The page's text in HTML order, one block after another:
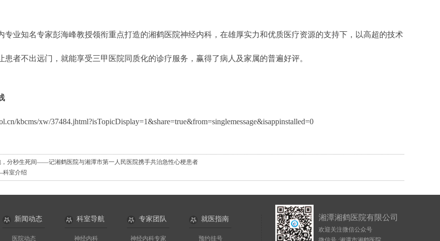
业知名专家彭海峰教授领衔重点打造的湘鹤医院神经内科，在雄厚实力和优质医疗资源的支持下，以高超的技术
患者不出远门，就能享受三甲医院同质化的诊疗服务，赢得了病人及家属的普遍好评。
kbcms/xw/37484.jhtml?isTopicDisplay=1&share=true&from=singlemessage&isappinstalled=0
，分秒生死间——记湘鹤医院与湘潭市第一人民医院携手共治急性心梗患者
科室介绍
新闻动态
医院动态
科室导航
神经内科
专家团队
神经内科专家
就医指南
预约挂号
湘潭湘鹤医院有限公司
欢迎关注微信公众号